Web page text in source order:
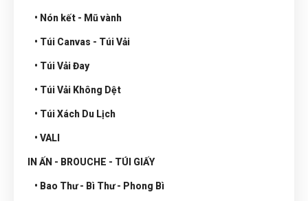
• Nón kết - Mũ vành
• Túi Canvas - Túi Vải
• Túi Vải Đay
• Túi Vải Không Dệt
• Túi Xách Du Lịch
• VALI
IN ẤN - BROUCHE - TÚI GIẤY
• Bao Thư - Bì Thư - Phong Bì